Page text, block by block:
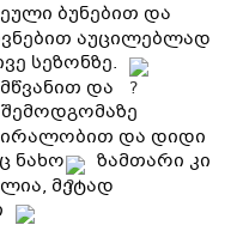
ბუნებით და
აუცილებლად
სეზონზე.
და
შემოდგომაზე
და დიდი
ნახო
ზამთარი კი
მეტად